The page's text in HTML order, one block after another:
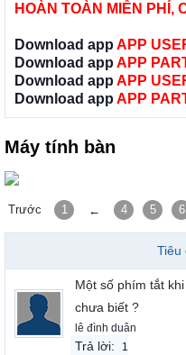
HOÀN TOÀN MIỄN PHÍ,
Download app APP
Download app APP
Download app APP
Download app APP
Máy tính bàn
Trước 1 ← 4 5 6
Tiêu
Một số phím tắt
chưa biết ?
lê đình duân
Trả lời: 1